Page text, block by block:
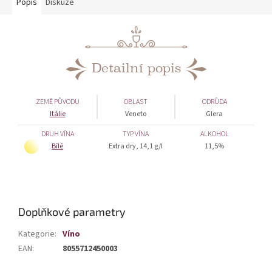
Detailní popis
ZEMĚ PŮVODU
Itálie
OBLAST
Veneto
ODRŮDA
Glera
DRUH VÍNA
Bílé
TYP VÍNA
Extra dry, 14,1 g/l
ALKOHOL
11,5%
Doplňkové parametry
Kategorie: Víno
EAN:
8055712450003